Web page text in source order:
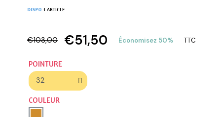
DISPO 1 ARTICLE
€103,00 €51,50 Économisez 50% TTC
POINTURE
COULEUR